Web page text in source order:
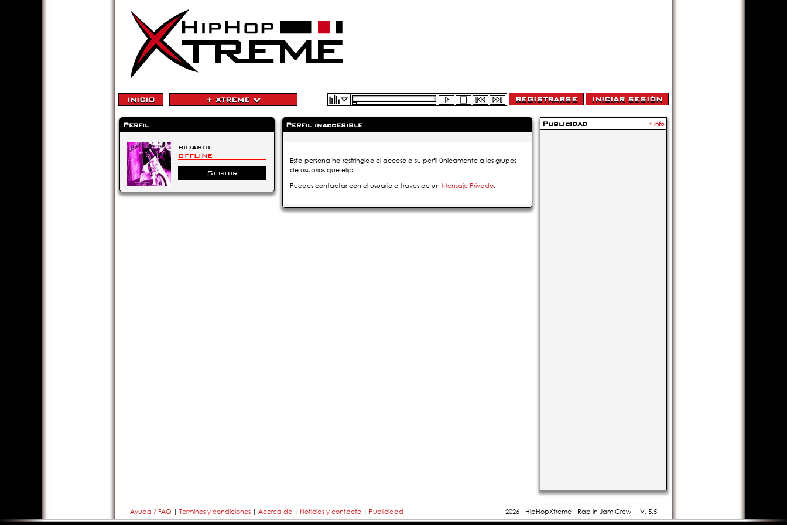
INICIO + XTREME
Perfil
bidabol
OFFLINE
Seguir
Perfil inaccesible
Esta persona ha restringido el acceso a su perfil únicamente a los grupos
de usuarios que elija.
Puedes contactar con el usuario a través de un Mensaje Privado.
Publicidad + Info
Ayuda / FAQ | Términos y condiciones | Acerca de | Noticias y contacto | Publicidad V. 5.5
2026 - HipHopXtreme - Rap in Jam Crew